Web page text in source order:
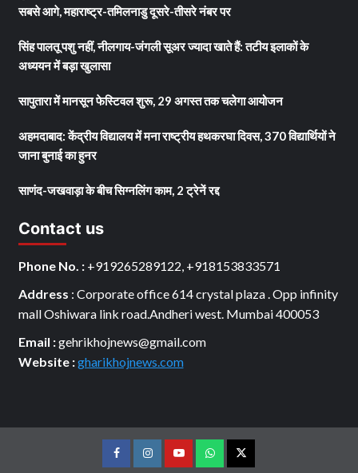
सबसे आगे, महाराष्ट्र-तमिलनाडु दूसरे-तीसरे नंबर पर
सिंह पालतू पशु नहीं, नीलगाय-जंगली सूअर ज्यादा खाते हैं: तटीय इलाकों के
अध्ययन में बड़ा खुलासा
सापुतारा में मानसून फेस्टिवल शुरू, 29 अगस्त तक चलेगा आयोजन
अहमदाबाद: केंद्रीय विद्यालय में मना राष्ट्रीय हथकरघा दिवस, 370 विद्यार्थियों ने
जाना बुनाई का हुनर
साणंद-जखवाड़ा के बीच सिग्नलिंग काम, 2 ट्रेनें रद्द
Contact us
Phone No. : +919265289122, +918153833571
Address : Corporate office 614 crystal plaza . Opp infinity
mall Oshiwara link road.Andheri west. Mumbai 400053
Email :gehrikhojnews@gmail.com
Website :gharikhojnews.com
FacebookInstagramyoutubeWhatsTwitter